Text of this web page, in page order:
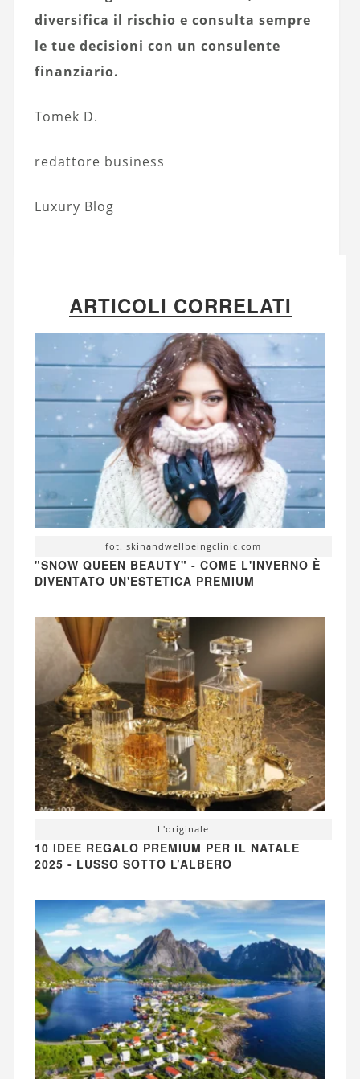
diversifica il rischio e consulta sempre
le tue decisioni con un consulente
finanziario.
Tomek D.
redattore business
Luxury Blog
ARTICOLI CORRELATI
fot. skinandwellbeingclinic.com
"SNOW QUEEN BEAUTY" - COME L'INVERNO È
DIVENTATO UN'ESTETICA PREMIUM
L'originale
10 IDEE REGALO PREMIUM PER IL NATALE
2025 - LUSSO SOTTO L’ALBERO